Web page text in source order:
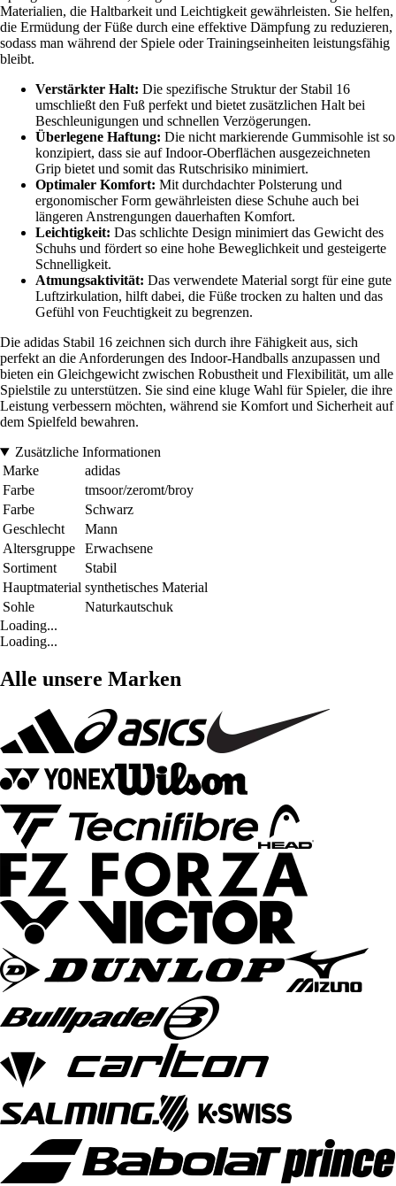
Materialien, die Haltbarkeit und Leichtigkeit gewährleisten. Sie helfen,
die Ermüdung der Füße durch eine effektive Dämpfung zu reduzieren,
sodass man während der Spiele oder Trainingseinheiten leistungsfähig
bleibt.
Verstärkter Halt: Die spezifische Struktur der Stabil 16
umschließt den Fuß perfekt und bietet zusätzlichen Halt bei
Beschleunigungen und schnellen Verzögerungen.
Überlegene Haftung: Die nicht markierende Gummisohle ist so
konzipiert, dass sie auf Indoor-Oberflächen ausgezeichneten
Grip bietet und somit das Rutschrisiko minimiert.
Optimaler Komfort: Mit durchdachter Polsterung und
ergonomischer Form gewährleisten diese Schuhe auch bei
längeren Anstrengungen dauerhaften Komfort.
Leichtigkeit: Das schlichte Design minimiert das Gewicht des
Schuhs und fördert so eine hohe Beweglichkeit und gesteigerte
Schnelligkeit.
Atmungsaktivität: Das verwendete Material sorgt für eine gute
Luftzirkulation, hilft dabei, die Füße trocken zu halten und das
Gefühl von Feuchtigkeit zu begrenzen.
Die adidas Stabil 16 zeichnen sich durch ihre Fähigkeit aus, sich
perfekt an die Anforderungen des Indoor-Handballs anzupassen und
bieten ein Gleichgewicht zwischen Robustheit und Flexibilität, um alle
Spielstile zu unterstützen. Sie sind eine kluge Wahl für Spieler, die ihre
Leistung verbessern möchten, während sie Komfort und Sicherheit auf
dem Spielfeld bewahren.
Zusätzliche Informationen
Marke
adidas
Farbe
tmsoor/zeromt/broy
Farbe
Schwarz
Geschlecht
Mann
Altersgruppe
Erwachsene
Sortiment
Stabil
Hauptmaterial synthetisches Material
Sohle
Naturkautschuk
Loading...
Loading...
Alle unsere Marken